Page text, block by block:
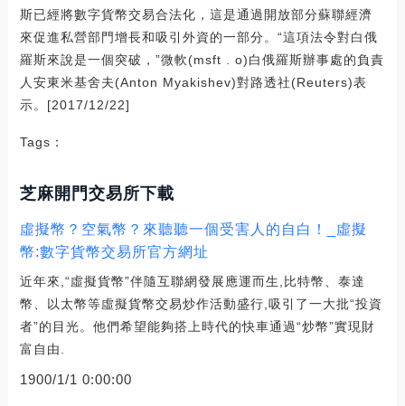
斯已經將數字貨幣交易合法化，這是通過開放部分蘇聯經濟
來促進私營部門增長和吸引外資的一部分。“這項法令對白俄
羅斯來說是一個突破，”微軟(msft . o)白俄羅斯辦事處的負責
人安東米基舍夫(Anton Myakishev)對路透社(Reuters)表
示。[2017/12/22]
Tags：
芝麻開門交易所下載
虛擬幣？空氣幣？來聽聽一個受害人的自白！_虛擬
幣:數字貨幣交易所官方網址
近年來,“虛擬貨幣”伴隨互聯網發展應運而生,比特幣、泰達
幣、以太幣等虛擬貨幣交易炒作活動盛行,吸引了一大批“投資
者”的目光。他們希望能夠搭上時代的快車通過“炒幣”實現財
富自由.
1900/1/1 0:00:00